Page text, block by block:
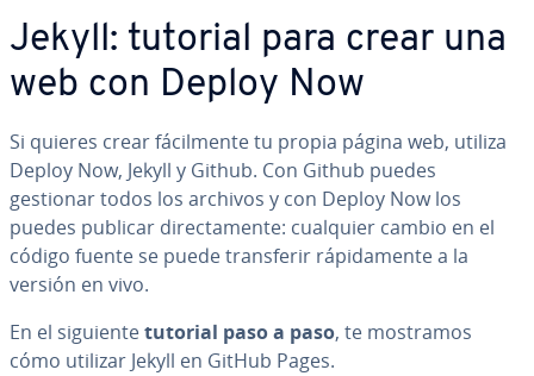
Jekyll: tutorial para crear una
web con Deploy Now
Si quieres crear fá­ci­l­me­n­te tu propia página web, utiliza
Deploy Now, Jekyll y Github. Con Github puedes
gestionar todos los archivos y con Deploy Now los
puedes publicar di­re­c­ta­me­n­te: cualquier cambio en el
código fuente se puede tra­n­s­fe­rir rá­pi­da­me­n­te a la
versión en vivo.
En el siguientetutorial paso a paso, te mostramos
cómo utilizar Jekyll en GitHub Pages.